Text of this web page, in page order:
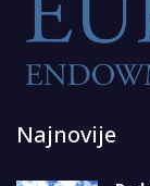
Najnovije